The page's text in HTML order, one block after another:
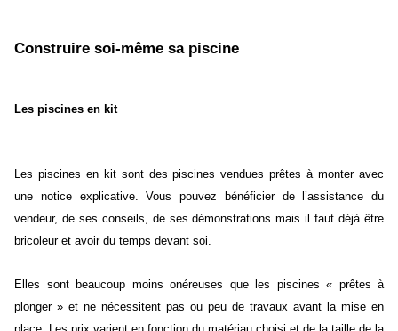
Construire soi-même sa piscine
Les piscines en kit
Les piscines en kit sont des piscines vendues prêtes à monter avec
une notice explicative. Vous pouvez bénéficier de l’assistance du
vendeur, de ses conseils, de ses démonstrations mais il faut déjà être
bricoleur et avoir du temps devant soi.
Elles sont beaucoup moins onéreuses que les piscines « prêtes à
plonger » et ne nécessitent pas ou peu de travaux avant la mise en